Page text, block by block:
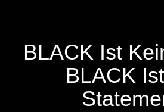
BLACK Ist
BLACK